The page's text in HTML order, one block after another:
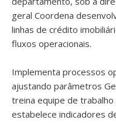
geral Coordena
linhas de crédito
fluxos operacionais.
Implementa processos
ajustando parâmetros
treina equipe de trabalho
estabelece indicadores